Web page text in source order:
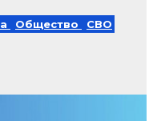
Общество СВО